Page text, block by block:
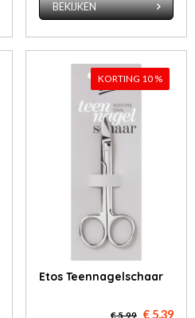
BEKIJKEN
KORTING 10 %
Etos Teen­na­gel­schaar
€ 5,99 € 5,39